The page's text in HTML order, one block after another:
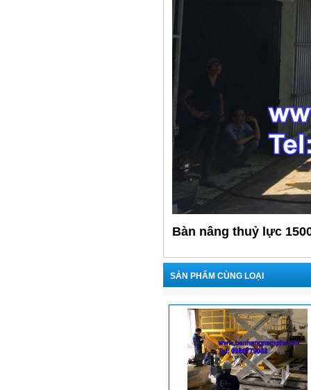
Bàn nâng thuỷ lực
SẢN PHẨM CÙNG LOẠI